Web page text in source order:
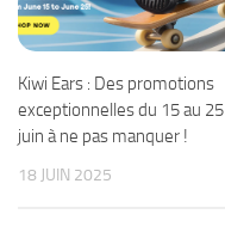
Kiwi Ears : Des promotions
exceptionnelles du 15 au 25
juin à ne pas manquer !
18 JUIN 2025